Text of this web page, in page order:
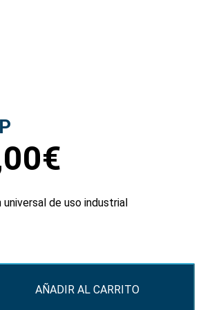
€
universal de uso industrial
AÑADIR AL CARRITO